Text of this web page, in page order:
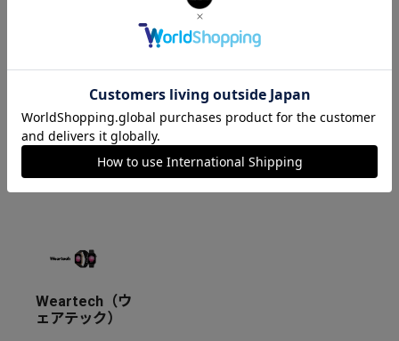
の花言葉“天
下無敵”のよ
うに、強さと
繊細な輝きを
持つ腕時計を
提案します。
グランスブラ
ンド。香りだ
新たに目に見
える形でさり
げなくあなた
す。
にはめるだけ
で健康状態を
す。
Weartech（ウ
ェアテック）